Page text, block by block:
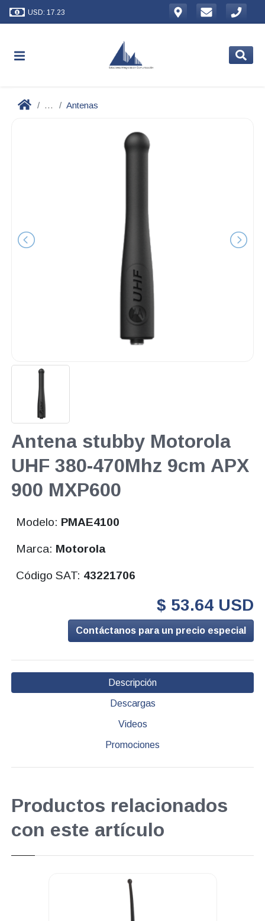
USD: 17.23
... Antenas
Antena stubby Motorola
UHF 380-470Mhz 9cm APX
900 MXP600
Modelo: PMAE4100
Marca: Motorola
Código SAT: 43221706
$ 53.64 USD
Contáctanos para un precio especial
Descripción
Descargas
Videos
Promociones
Productos relacionados
con este artículo